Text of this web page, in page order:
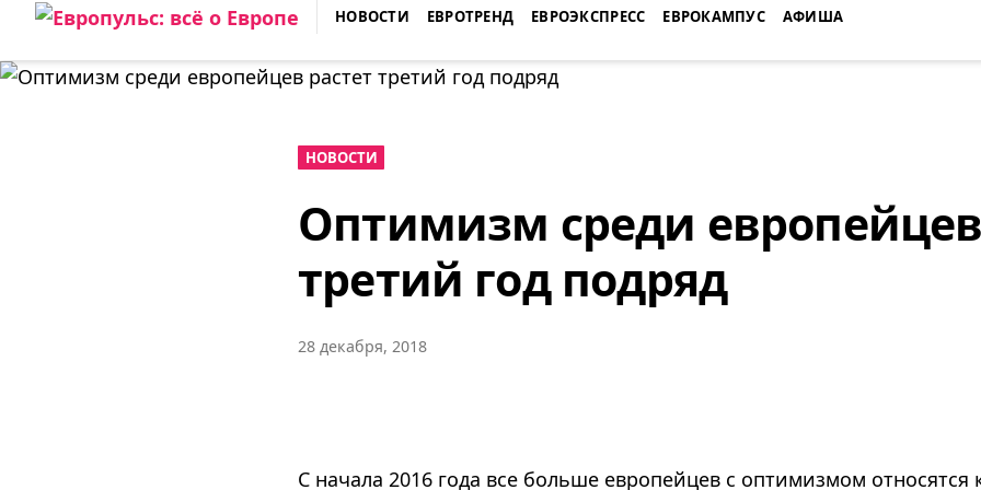
Skip
content
ЕВРОПУЛЬС: ВСЁ О ЕВРОПЕ
НОВОСТИ ЕВРОТРЕНД ЕВРОЭКСПРЕСС ЕВРОКАМПУС АФИША
НОВОСТИ
Оптимизм среди европейцев
третий год подряд
28 декабря, 2018
С начала 2016 года все больше европейцев с оптимизмом относятся